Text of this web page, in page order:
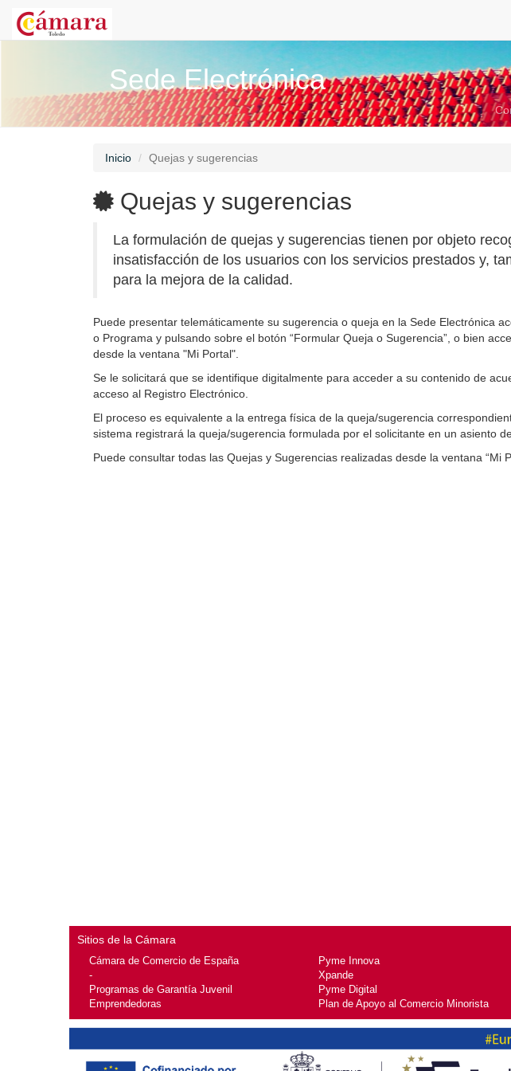
Sede Electrónica
Inicio Quejas y sugerencias
Quejas y sugerencias
La formulación de quejas y sugerencias tienen por objeto
insatisfacción de los usuarios con los servicios prestados y,
para la mejora de la calidad.
Puede presentar telemáticamente su sugerencia o queja en la Sede Electrónica
o Programa y pulsando sobre el botón “Formular Queja o Sugerencia”, o bien
desde la ventana "Mi Portal".
Se le solicitará que se identifique digitalmente para acceder a su contenido de
acceso al Registro Electrónico.
El proceso es equivalente a la entrega física de la queja/sugerencia
sistema registrará la queja/sugerencia formulada por el solicitante en un asiento
Puede consultar todas las Quejas y Sugerencias realizadas desde la ventana “Mi
Sitios de la Cámara
Cámara de Comercio de España
-
Programas de Garantía Juvenil
Emprendedoras
Pyme Innova
Xpande
Pyme Digital
Plan de Apoyo al Comercio Minorista